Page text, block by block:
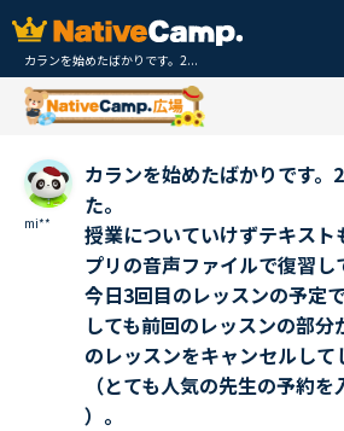
カランを始めたばかりです。2...
mi**
カランを始めたばかりです。
た。
授業についていけずテキスト
プリの音声ファイルで復習し
今日3回目のレッスンの予定
しても前回のレッスンの部分
のレッスンをキャンセルして
（とても人気の先生の予約
）。